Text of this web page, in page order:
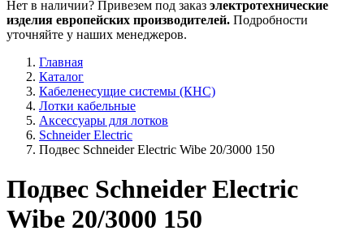
Нет в наличии? Привезем под заказ электротехнические
изделия европейских производителей. Подробности
уточняйте у наших менеджеров.
Главная
Каталог
Кабеленесущие системы (КНС)
Лотки кабельные
Аксессуары для лотков
Schneider Electric
Подвес Schneider Electric Wibe 20/3000 150
Подвес Schneider Electric
Wibe 20/3000 150